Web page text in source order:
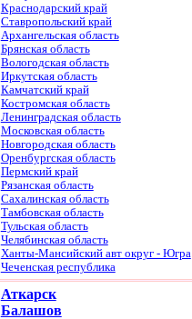
Краснодарский край
Ставропольский край
Архангельская область
Брянская область
Вологодская область
Иркутская область
Камчатский край
Костромская область
Ленинградская область
Московская область
Новгородская область
Оренбургская область
Пермский край
Рязанская область
Сахалинская область
Тамбовская область
Тульская область
Челябинская область
Ханты-Мансийский авт округ - Югра
Чеченская республика
Аткарск
Балашов